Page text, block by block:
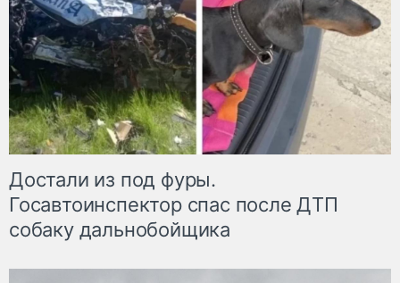
Достали из под фуры.
Госавтоинспектор спас после ДТП
собаку дальнобойщика